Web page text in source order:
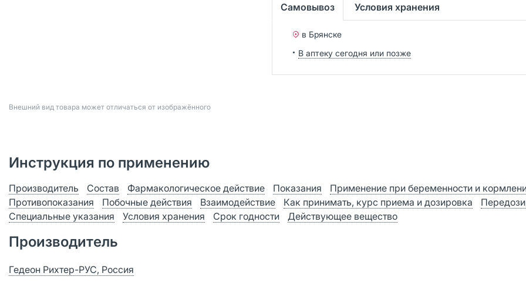
Bнешний вид товара может отличаться от изображённого
Самовывоз Условия хранения
в Брянске
В аптеку сегодня или позже
Инструкция по применению
Производитель Состав Фармакологическое действие Показания
Применение при беременности и
Противопоказания
Побочные действия Взаимодействие Как принимать, курс приема и дозировка
Специальные указания
Условия хранения Срок годности Действующее вещество
Производитель
Гедеон Рихтер-РУС, Россия